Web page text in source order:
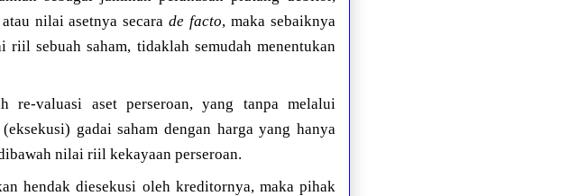
nilai asetnya secarade facto, maka sebaiknya
sebuah saham, tidaklah semudah menentukan
re-valuasi aset perseroan, yang tanpa melalui
gadai saham dengan harga yang hanya
nilai riil kekayaan perseroan.
hendak diesekusi oleh kreditornya, maka pihak